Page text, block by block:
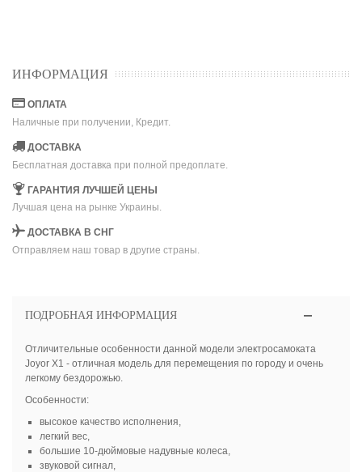
ИНФОРМАЦИЯ
ОПЛАТА
Наличные при получении, Кредит.
ДОСТАВКА
Бесплатная доставка при полной предоплате.
ГАРАНТИЯ ЛУЧШЕЙ ЦЕНЫ
Лучшая цена на рынке Украины.
ДОСТАВКА В СНГ
Отправляем наш товар в другие страны.
ПОДРОБНАЯ ИНФОРМАЦИЯ
Отличительные особенности данной модели электросамоката
Joyor X1 - отличная модель для перемещения по городу и очень
легкому бездорожью.
Особенности:
высокое качество исполнения,
легкий вес,
большие 10-дюймовые надувные колеса,
звуковой сигнал,